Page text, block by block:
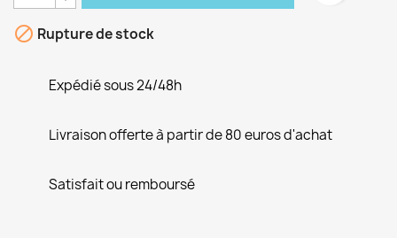
 Rupture de stock
Expédié sous 24/48h
Livraison offerte à partir de 80 euros d'achat
Satisfait ou remboursé